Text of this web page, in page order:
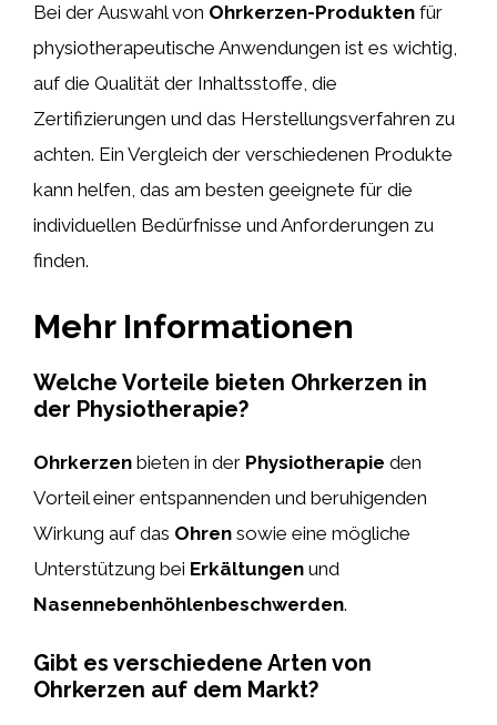
Bei der Auswahl von Ohrkerzen-Produkten für
physiotherapeutische Anwendungen ist es wichtig,
auf die Qualität der Inhaltsstoffe, die
Zertifizierungen und das Herstellungsverfahren zu
achten. Ein Vergleich der verschiedenen Produkte
kann helfen, das am besten geeignete für die
individuellen Bedürfnisse und Anforderungen zu
finden.
Mehr Informationen
Welche Vorteile bieten Ohrkerzen in
der Physiotherapie?
Ohrkerzen bieten in der Physiotherapie den
Vorteil einer entspannenden und beruhigenden
Wirkung auf das Ohren sowie eine mögliche
Unterstützung bei Erkältungen und
Nasennebenhöhlenbeschwerden.
Gibt es verschiedene Arten von
Ohrkerzen auf dem Markt?